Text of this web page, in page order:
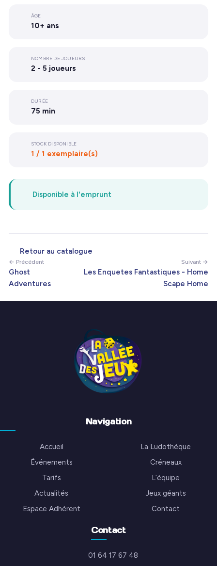
ÂGE
10+ ans
NOMBRE DE JOUEURS
2 - 5 joueurs
DURÉE
75 min
STOCK DISPONIBLE
1 / 1 exemplaire(s)
Disponible à l'emprunt
Retour au catalogue
← Précédent
Ghost
Adventures
Suivant →
Les Enquetes Fantastiques - Home
Scape Home
Navigation
Accueil
La Ludothèque
Événements
Créneaux
Tarifs
L’équipe
Actualités
Jeux géants
Espace Adhérent
Contact
Contact
01 64 17 67 48